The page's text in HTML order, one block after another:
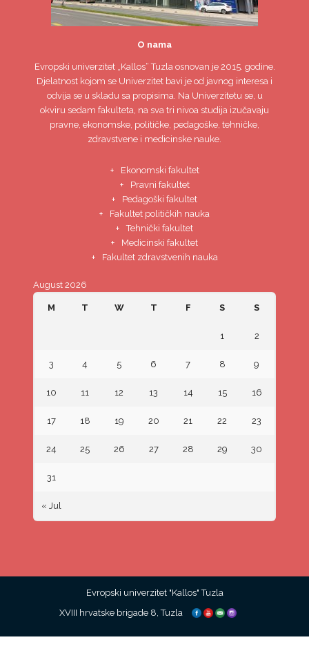
O nama
Evropski univerzitet„Kallos“ Tuzla osnovan je 2015. godine.
Djelatnost kojom se Univerzitet bavi je od javnog interesa i
odvija se u skladu sa propisima. Na Univerzitetu se, u
okviru sedam fakulteta, na sva tri nivoa studija izučavaju
pravne, ekonomske, političke, pedagoške, tehničke,
zdravstvene i medicinske nauke.
Ekonomski fakultet
Pravni fakultet
Pedagoški fakultet
Fakultet političkih nauka
Tehnički fakultet
Medicinski fakultet
Fakultet zdravstvenih nauka
August 2026
M T W T F S S
« Jul
1 2
3 4 5 6 7 8 9
10 11 12 13 14 15 16
17 18 19 20 21 22 23
24 25 26 27 28 29 30
31
Evropski univerzitet "Kallos" Tuzla
XVIII hrvatske brigade 8, Tuzla